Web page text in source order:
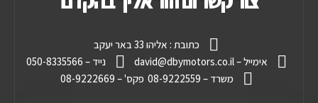
כתובת : אליהו 33 באר יעקב
אימייל – david@dbymotors.co.il
נייד – 050-8335566
משרד – 08-9222559
פקס' – 08-9222669